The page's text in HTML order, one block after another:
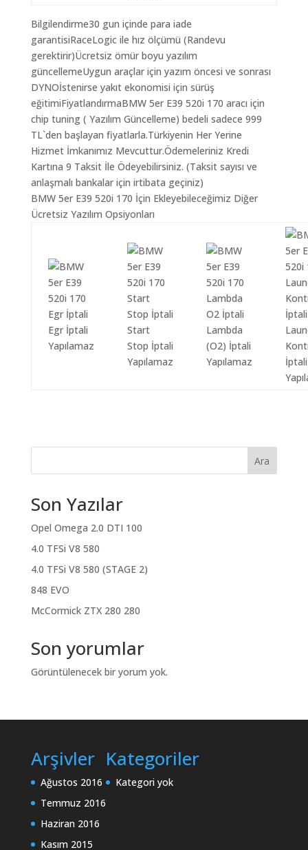
Bilgilendirme30 gun içinde para iade
garantisiRaceLogic ile hız ölçümü (Randevu
gerektirir)Ücretsiz ömür boyu yazılım
güncellemeUygun araçlar için yazım öncesi ve sonrası
DYNOİstenirse yakıt ekonomisi için sürüş
eğitimiFiyatlandırmaBMW 5er E39 520i 170 aracı için
chip tuning ( Yazılım Güncelleme) bedeli sadece 999
TL`den başlayan fiyatlarla.Türkiyenin Her Yerine
Hizmet İmkanımız Mevcuttur.Ödemeleriniz Kredi
Kartına 9 Taksit İle Ödeyebilirsiniz. (Taksit sayısı ve
anlaşmalı bankalar için irtibata geçiniz)
BMW 5er E39 520i 170 İçin Ekleyebileceğimiz Diğer
Ücretsiz Yazılım Opsiyonları
Egr İptali
Yapılamaz
Start
Stop İptali
Yapılamaz
Lambda
(O2) İptali
Yapılamaz
İptali
Ara
Son Yazılar
Opel Omega 2.0 DTI 100
4.0 TFSi V8 580
4.0 TFSi V8 580 (STAGE 2)
848 EVO
McCormick ZTX 280 280
Son yorumlar
Görüntülenecek bir yorum yok.
Arşivler
Ağustos 2016
Temmuz 2016
Haziran 2016
Kasım 2015
Kategoriler
Kategori yok